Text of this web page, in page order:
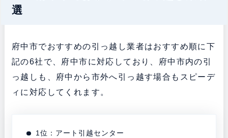
選
府中市でおすすめの引っ越し業者はおすすめ順に下
記の6社で、府中市に対応しており、府中市内の引
っ越しも、府中から市外へ引っ越す場合もスピーデ
ィに対応してくれます。
1位：アート引越センター